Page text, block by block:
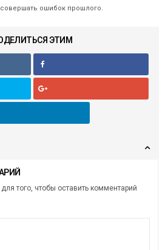
ошибок прошлого.
ЭТИМ
того, чтобы оставить комментарий